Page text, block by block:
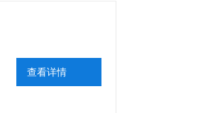
查看详情